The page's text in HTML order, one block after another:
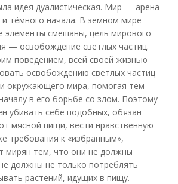
идея дуалистическая. Мир — арена
тёмного начала. В земном мире
элементы смешаны, цель мирового
— освобождение светлых частиц.
поведением, всей своей жизнью
освобождению светлых частиц
окружающего мира, помогая тем
в его борьбе со злом. Поэтому
убивать себе подобных, обязан
мясной пищи, вести нравственную
требования к «избранным»,
мирян тем, что они не должны
должны не только потреблять
растений, идущих в пищу.